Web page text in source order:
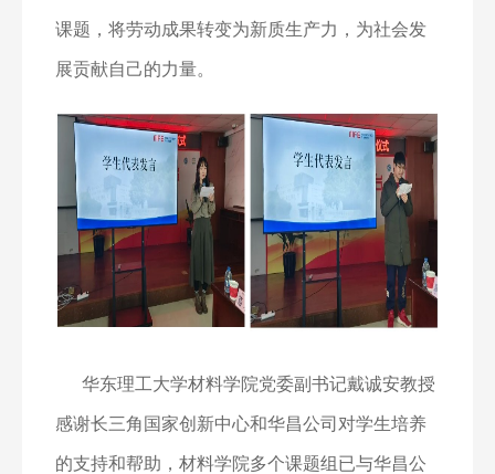
课题，将劳动成果转变为新质生产力，为社会发
展贡献自己的力量。
华东理工大学材料学院党委副书记戴诚安教授
感谢长三角国家创新中心和华昌公司对学生培养
的支持和帮助，材料学院多个课题组已与华昌公